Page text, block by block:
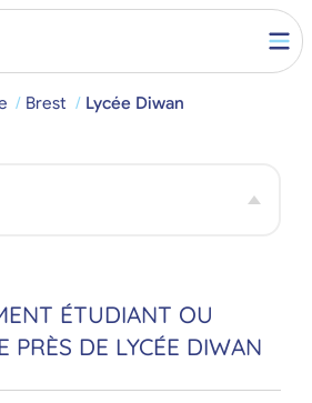
Brest Lycée Diwan
ÉTUDIANT OU
PRÈS DE LYCÉE DIWAN